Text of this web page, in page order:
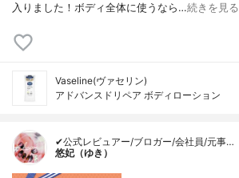
入りました！ボディ全体に使うなら…続きを見る
Vaseline(ヴァセリン)
アドバンスドリペア ボディローション
✔公式レビュアー/ブロガー/会社員/元事…
悠妃（ゆき）